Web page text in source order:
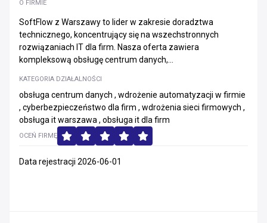
O FIRMIE
SoftFlow z Warszawy to lider w zakresie doradztwa
technicznego, koncentrujący się na wszechstronnych
rozwiązaniach IT dla firm. Nasza oferta zawiera
kompleksową obsługę centrum danych,...
KATEGORIA DZIAŁALNOŚCI
obsługa centrum danych , wdrożenie automatyzacji w firmie
, cyberbezpieczeństwo dla firm , wdrożenia sieci firmowych ,
obsługa it warszawa , obsługa it dla firm
OCEŃ FIRMĘ
Data rejestracji 2026-06-01